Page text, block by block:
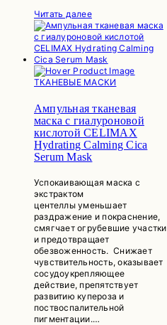
Читать далее
ТКАНЕВЫЕ МАСКИ
Ампульная тканевая
маска с гиалуроновой
кислотой CELIMAX
Hydrating Calming Cica
Serum Mask
Успокаивающая маска с
экстрактом
центеллы уменьшает
раздражение и покраснение,
смягчает огрубевшие участки
и предотвращает
обезвоженность. Снижает
чувствительность, оказывает
сосудоукрепляющее
действие, препятствует
развитию купероза и
поствоспалительной
пигментации.…